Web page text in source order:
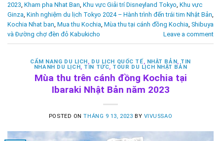
2023 Kham pha Nhat Ban Khu vực Giải trí Disneyland Tokyo Khu vực
Ginza Kinh nghiệm du lịch Tokyo 2024 – Hành trình đến trái tim Nhật Bản
Kochia Nhat ban Mua thu Kochia Mùa thu tại cánh đồng Kochia Shibuya
và Đường chợ đèn đỏ Kabukicho
Leave a comment
CẨM NANG DU LỊCH DU LỊCH QUỐC TẾ NHẬT BẢN
TIN
NHANH DU LỊCH
TIN TỨC TOUR DU LỊCH NHẬT BẢN
Mùa thu trên cánh đồng Kochia tại
Ibaraki Nhật Bản năm 2023
POSTED ONTHÁNG 9 13, 2023 BY VIVU5SAO